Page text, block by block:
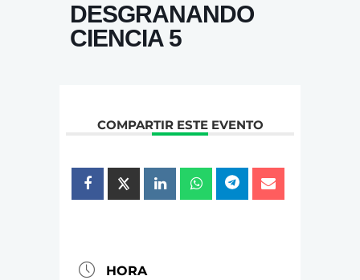
DESGRANANDO
CIENCIA 5
COMPARTIR ESTE EVENTO
HORA